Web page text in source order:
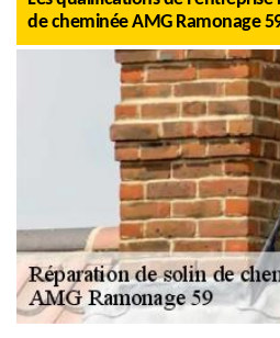
de cheminée AMG Ramonage